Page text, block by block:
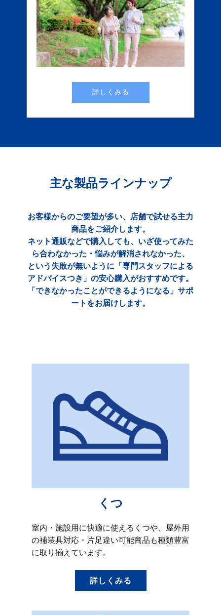
詳しくみる
主な製品ラインナップ
お客様からのご要望が多い、店舗で試せる主力
商品をご紹介します。
ネット通販などで購入しても、いざ使ってみた
ら合わなかった・悩みが解消されなかった、
という失敗が無いように「専門スタッフによる
アドバイスつき」の安心購入がおすすめです。
「できなかったことができるようになる」サポ
ートをお届けします。
くつ
室内・施設用に快適に使えるくつや、屋外用
の補装具対応・片足違い可能商品も種類豊富
に取り揃えています。
詳しくみる